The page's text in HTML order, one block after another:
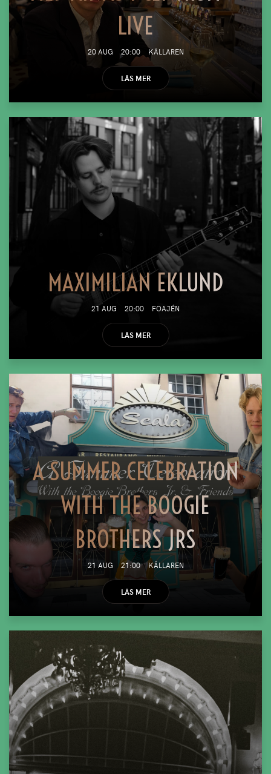
LIVE
20 AUG 20:00 KÄLLAREN
LÄS MER
MAXIMILIAN EKLUND
21 AUG 20:00 FOAJÉN
LÄS MER
A SUMMER CELEBRATION
WITH THE BOOGIE
BROTHERS JRS
21 AUG 21:00 KÄLLAREN
LÄS MER